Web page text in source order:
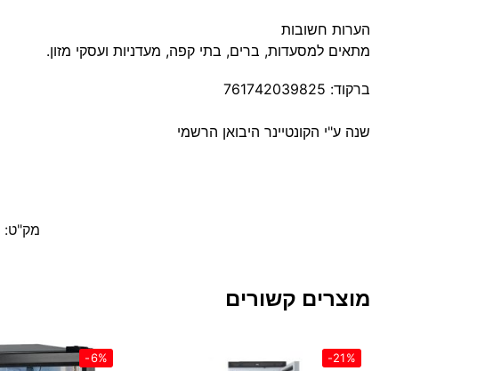
הערות חשובות
מתאים למסעדות, ברים, בתי קפה, מעדניות ועסקי מזון.
ברקוד: 761742039825
שנה ע"י הקונטיינר היבואן הרשמי
מק"ט:
מוצרים קשורים
-21%
-6%